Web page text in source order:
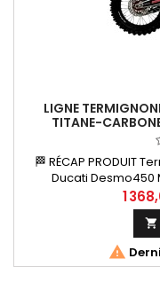
LIGNE
TITANE-
🏁 RÉCAP PRODUIT
Ducati Desmo450
compétition
chemise en titane
haute résistance
Compatible UpMap
1

